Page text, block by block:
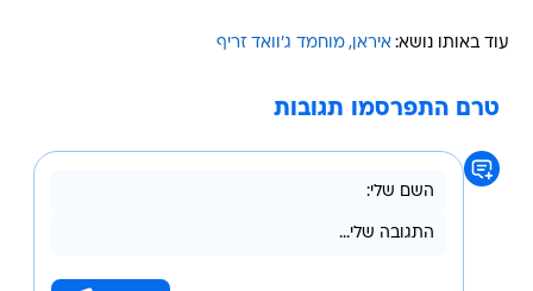
עוד באותו נושא: איראן מוחמד ג'וואד זריף
טרם התפרסמו תגובות